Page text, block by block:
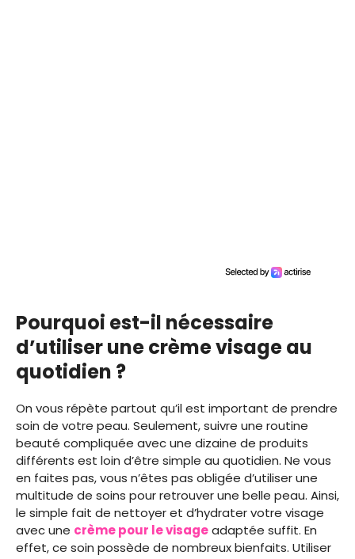
Pourquoi est-il nécessaire
d’utiliser une crème visage au
quotidien ?
On vous répète partout qu’il est important de prendre
soin de votre peau. Seulement, suivre une routine
beauté compliquée avec une dizaine de produits
différents est loin d’être simple au quotidien. Ne vous
en faites pas, vous n’êtes pas obligée d’utiliser une
multitude de soins pour retrouver une belle peau. Ainsi,
le simple fait de nettoyer et d’hydrater votre visage
avec une crème pour le visageadaptée suffit. En
effet, ce soin possède de nombreux bienfaits. Utiliser